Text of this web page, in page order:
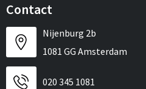
Contact
Nijenburg 2b
1081 GG Amsterdam
020 345 1081